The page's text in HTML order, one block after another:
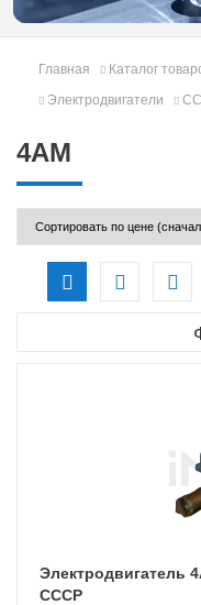
Главная Каталог
Электродвигатели
4АМ
Электродвигатель
СССР